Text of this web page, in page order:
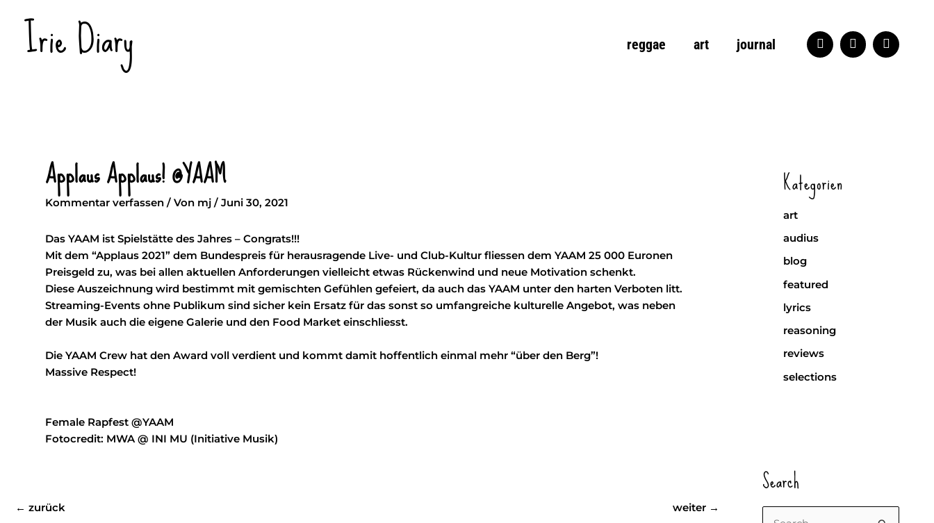
Inhalt
springenIrie Diary reggae art journal
Applaus Applaus! @YAAM
Kommentar verfassen / Von mj / Juni 30, 2021
Das YAAM ist Spielstätte des Jahres – Congrats!!!
Mit dem “Applaus 2021” dem Bundespreis für herausragende Live- und Club-Kultur fliessen dem YAAM 25 000 Euronen
Preisgeld zu, was bei allen aktuellen Anforderungen vielleicht etwas Rückenwind und neue Motivation schenkt.
Diese Auszeichnung wird bestimmt mit gemischten Gefühlen gefeiert, da auch das YAAM unter den harten Verboten litt.
Streaming-Events ohne Publikum sind sicher kein Ersatz für das sonst so umfangreiche kulturelle Angebot, was neben
der Musik auch die eigene Galerie und den Food Market einschliesst.
Die YAAM Crew hat den Award voll verdient und kommt damit hoffentlich einmal mehr “über den Berg”!
Massive Respect!
Female Rapfest @YAAM
Fotocredit: MWA @ INI MU (Initiative Musik)
← zurück weiter →
Kategorien
art
audius
blog
featured
lyrics
reasoning
reviews
selections
Search